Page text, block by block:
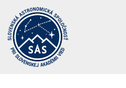
Preskočiť
na
obsah